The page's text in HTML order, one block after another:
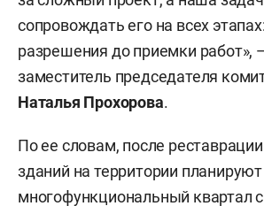
сопровождать его на всех
разрешения до приемки работ»,
заместитель председателя
Наталья Прохорова.
По ее словам, после
зданий на территории
многофункциональный квартал с